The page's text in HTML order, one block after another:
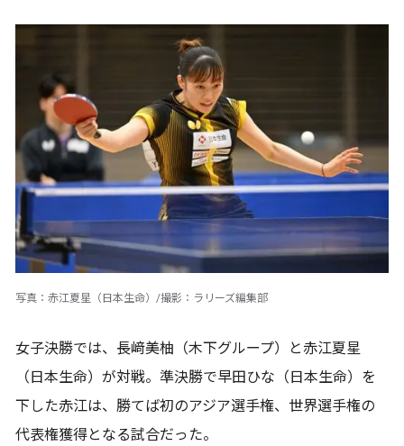
写真：赤江夏星（日本生命）/撮影：ラリーズ編集部
女子決勝では、長﨑美柚（木下グループ）と赤江夏星
（日本生命）が対戦。準決勝で早田ひな（日本生命）を
下した赤江は、勝てば初のアジア選手権、世界選手権の
代表権獲得となる試合だった。